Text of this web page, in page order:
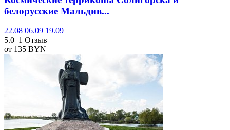
белорусские Мальдив...
22.08 06.09 19.09
5.0 1 Отзыв
от 135 BYN